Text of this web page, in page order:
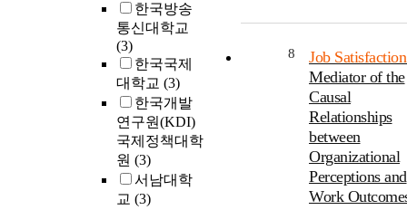
한국방송
통신대학교
(3)
한국국제
대학교 (3)
한국개발
연구원(KDI)
국제정책대학
원 (3)
서남대학
교 (3)
8 Job Satisfaction
Mediator of the
Causal
Relationships
between
Organizational
Perceptions and
Work